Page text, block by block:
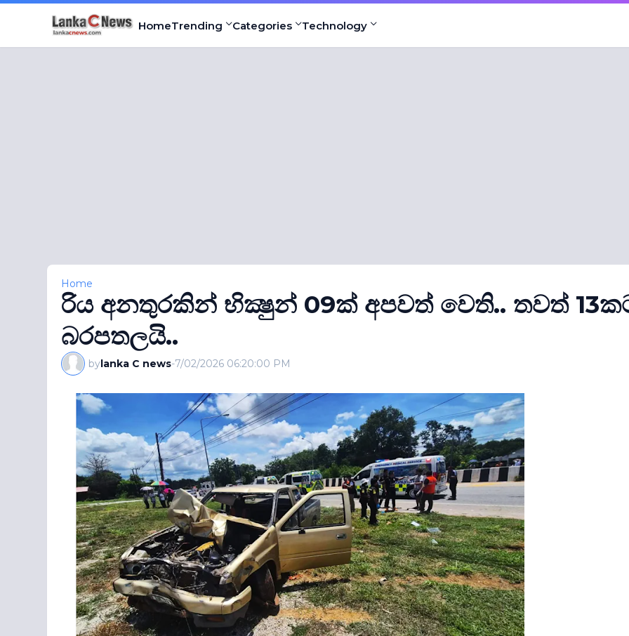
HomeTrending Categories Technology
Home
රිය අනතුරකින් භික්‍ෂුන් 09ක් අපවත් වෙති.. තවත්
බරපතලයි..
bylanka C news-7/02/2026 06:20:00 PM